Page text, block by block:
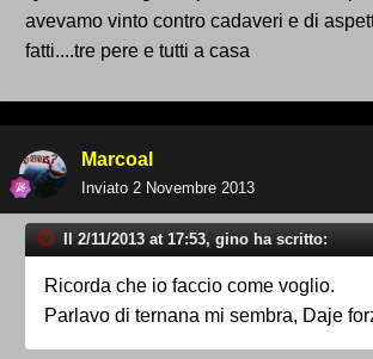
avevamo vinto contro cadaveri e di
fatti....tre pere e tutti a casa
Marcoal
Inviato 2 Novembre 2013
Il 2/11/2013 at 17:53, gino ha scritto:
Ricorda che io faccio come voglio.
Parlavo di ternana mi sembra, Daje